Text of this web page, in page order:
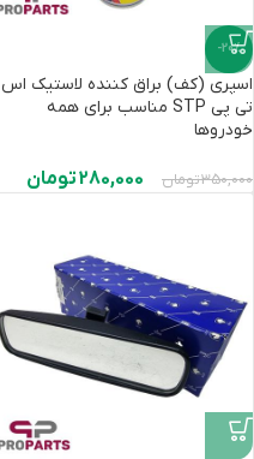
-20%
اسپری (کف) براق کننده لاستیک اس
تی پی STP مناسب برای همه
خودروها
350,000تومان 280,000تومان